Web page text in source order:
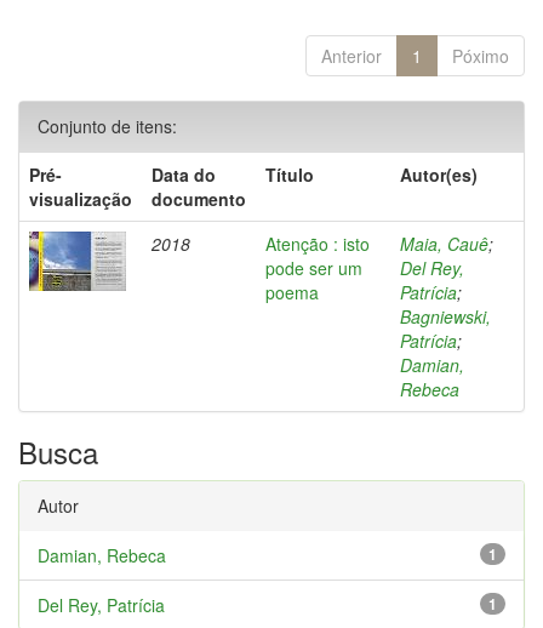
Anterior 1 Póximo
Conjunto de itens:
Pré-
visualização
Data do
documento
Título Autor(es)
2018
Atenção : isto
pode ser um
poema
Maia, Cauê;
Del Rey,
Patrícia;
Bagniewski,
Patrícia;
Damian,
Rebeca
Busca
Autor
1
Damian, Rebeca
1
Del Rey, Patrícia